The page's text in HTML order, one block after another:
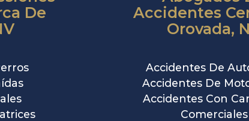
De
Accidentes
Orovada,
Accidentes De
Accidentes De
Accidentes Con
Comerciales